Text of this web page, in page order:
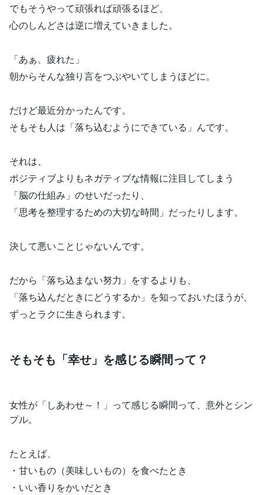
でもそうやって頑張れば頑張るほど、
心のしんどさは逆に増えていきました。
「あぁ、疲れた」
朝からそんな独り言をつぶやいてしまうほどに。
だけど最近分かったんです。
そもそも人は「落ち込むようにできている」んです。
それは、
ポジティブよりもネガティブな情報に注目してしまう
「脳の仕組み」のせいだったり、
「思考を整理するための大切な時間」だったりします。
決して悪いことじゃないんです。
だから「落ち込まない努力」をするよりも、
「落ち込んだときにどうするか」を知っておいたほうが、
ずっとラクに生きられます。
そもそも「幸せ」を感じる瞬間って？
女性が「しあわせ～！」って感じる瞬間って、意外とシン
プル。
たとえば、
・甘いもの（美味しいもの）を食べたとき
・いい香りをかいだとき